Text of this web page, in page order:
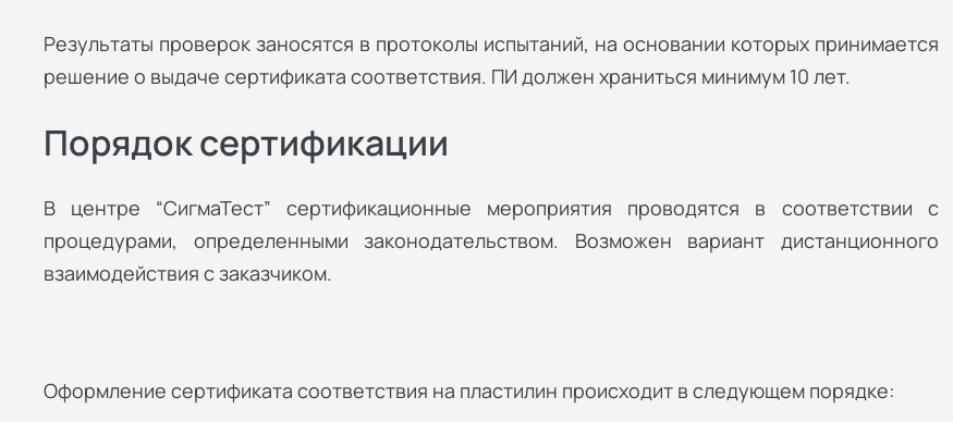
Результаты проверок заносятся в протоколы испытаний, на основании которых принимается
решение о выдаче сертификата соответствия. ПИ должен храниться минимум 10 лет.
Порядок сертификации
В центре “СигмаТест” сертификационные мероприятия проводятся в соответствии с
процедурами, определенными законодательством. Возможен вариант дистанционного
взаимодействия с заказчиком.
Оформление сертификата соответствия на пластилин происходит в следующем порядке: